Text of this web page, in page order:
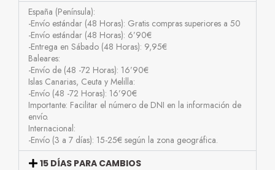
España (Península):
-Envío estándar (48 Horas): Gratis compras superiores a 50
-Envío estándar (48 Horas): 6’90€
-Entrega en Sábado (48 Horas): 9,95€
Baleares:
-Envío de (48 -72 Horas): 16’90€
Islas Canarias, Ceuta y Melilla:
-Envío (48 -72 Horas): 16’90€
Importante: Facilitar el número de DNI en la información de
envío.
Internacional:
-Envío (3 a 7 días): 15-25€ según la zona geográfica.
15 DÍAS PARA CAMBIOS